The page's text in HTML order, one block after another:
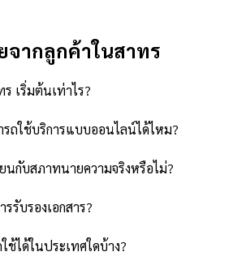
ากลูกค้าในสาทร
เริ่มต้นเท่าไร?
ถใช้บริการแบบออนไลน์ได้ไหม?
กับสภาทนายความจริงหรือไม่?
รับรองเอกสาร?
ช้ได้ในประเทศใดบ้าง?